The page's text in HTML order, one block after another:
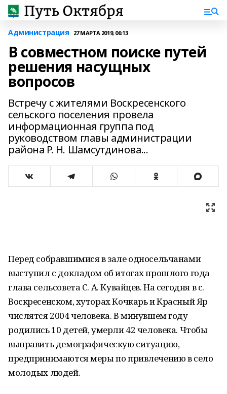
Администрация 27 МАРТА 2019, 06:13
В совместном поиске путей
решения насущных
вопросов
Встречу с жителями Воскресенского
сельского поселения провела
информационная группа под
руководством главы администрации
района Р. Н. Шамсутдинова...
Перед собравшимися в зале односельчанами
выступил с докладом об итогах прошлого года
глава сельсовета С. А. Кувайцев. На сегодня в с.
Воскресенском, хуторах Кочкарь и Красный Яр
числятся 2004 человека. В минувшем году
родились 10 детей, умерли 42 человека. Чтобы
выправить демографическую ситуацию,
предпринимаются меры по привлечению в село
молодых людей.